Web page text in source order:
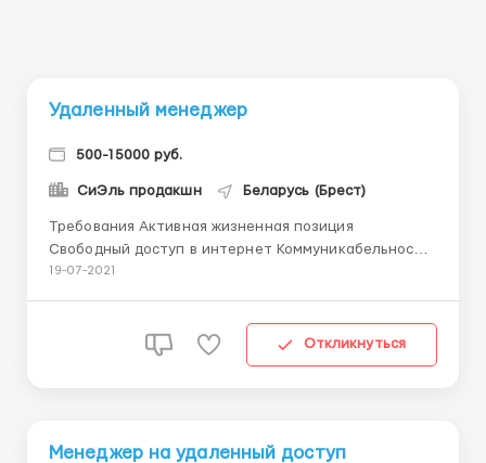
Удаленный менеджер
500-15000 руб.
СиЭль продакшн Беларусь (Брест)
Требования Активная жизненная позиция
Свободный доступ в интернет Коммуникабельность
и позитивность Умение общаться с людьми
любое устройство с выходом в интернет Время для
работы выбираете сами от ...
19-07-2021
Откликнуться
Менеджер на удаленный доступ